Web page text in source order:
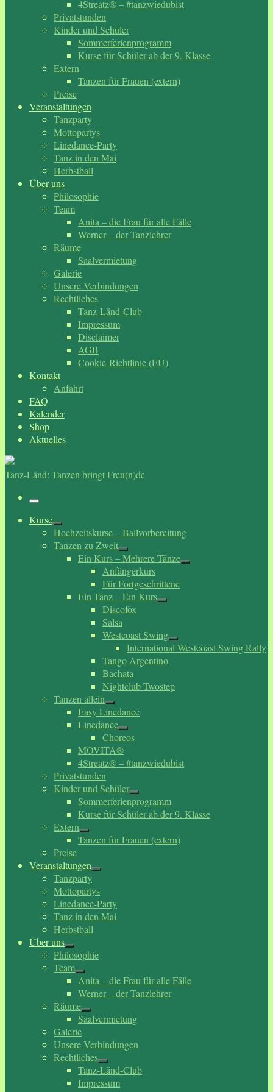
4Streatz® – #tanzwiedubist
Privatstunden
Kinder und Schüler
Sommerferienprogramm
Kurse für Schüler ab der 9. Klasse
Extern
Tanzen für Frauen (extern)
Preise
Veranstaltungen
Tanzparty
Mottopartys
Linedance-Party
Tanz in den Mai
Herbstball
Über uns
Philosophie
Team
Anita – die Frau für alle Fälle
Werner – der Tanzlehrer
Räume
Saalvermietung
Galerie
Unsere Verbindungen
Rechtliches
Tanz-Länd-Club
Impressum
Disclaimer
AGB
Cookie-Richtlinie (EU)
Kontakt
Anfahrt
FAQ
Kalender
Shop
Aktuelles
Tanz-Länd: Tanzen bringt Freu(n)de
Menü
Kurse
Hochzeitskurse – Ballvorbereitung
Tanzen zu Zweit
Ein Kurs – Mehrere Tänze
Anfängerkurs
Für Fortgeschrittene
Ein Tanz – Ein Kurs
Discofox
Salsa
Westcoast Swing
International Westcoast Swing Rally
Tango Argentino
Bachata
Nightclub Twostep
Tanzen allein
Easy Linedance
Linedance
Choreos
MOVITA®
4Streatz® – #tanzwiedubist
Privatstunden
Kinder und Schüler
Sommerferienprogramm
Kurse für Schüler ab der 9. Klasse
Extern
Tanzen für Frauen (extern)
Preise
Veranstaltungen
Tanzparty
Mottopartys
Linedance-Party
Tanz in den Mai
Herbstball
Über uns
Philosophie
Team
Anita – die Frau für alle Fälle
Werner – der Tanzlehrer
Räume
Saalvermietung
Galerie
Unsere Verbindungen
Rechtliches
Tanz-Länd-Club
Impressum